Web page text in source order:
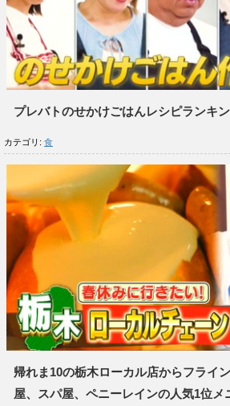
プレバトのせかけごはんレシピランキ
カテゴリ: 食
帰れま10の栃木ローカル店からフライ
屋、スパ屋、ペニーレインの人気1位メ